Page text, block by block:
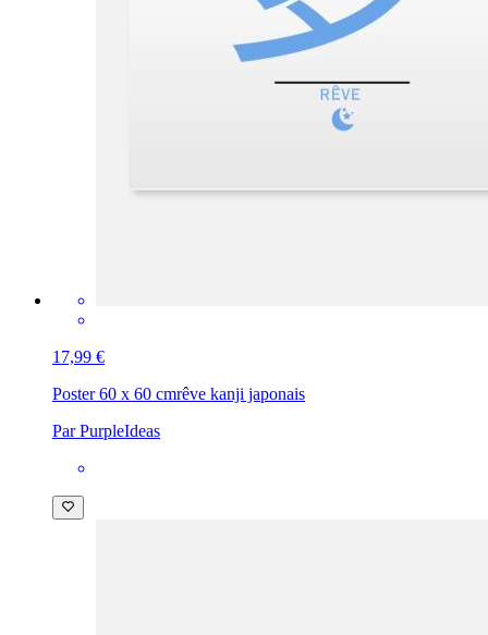
17,99 €
Poster 60 x 60 cmrêve kanji japonais
Par PurpleIdeas